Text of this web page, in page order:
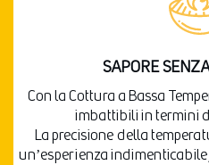
SAPORE
Con la Cottura a Bassa
imbattibili in termini
La precisione della
un’esperienza